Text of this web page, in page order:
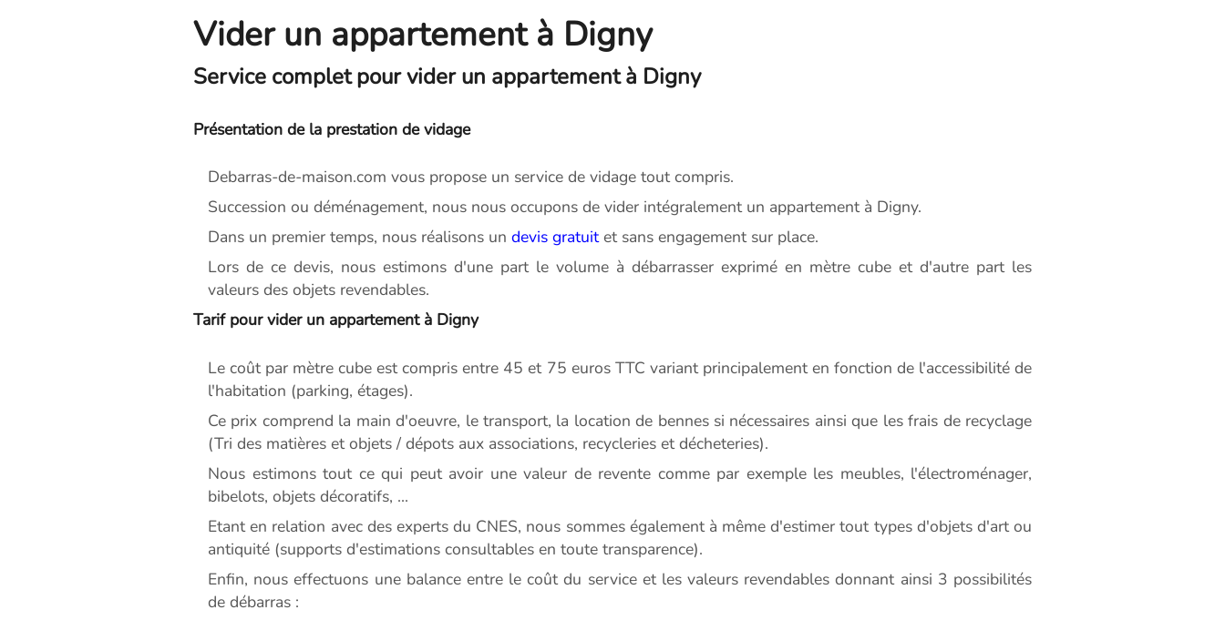
Vider un appartement à Digny
Service complet pour vider un appartement à Digny
Présentation de la prestation de vidage
Debarras-de-maison.com vous propose un service de vidage tout compris.
Succession ou déménagement, nous nous occupons de vider intégralement un appartement à Digny.
Dans un premier temps, nous réalisons un devis gratuitet sans engagement sur place.
Lors de ce devis, nous estimons d'une part le volume à débarrasser exprimé en mètre cube et d'autre part les
valeurs des objets revendables.
Tarif pour vider un appartement à Digny
Le coût par mètre cube est compris entre 45 et 75 euros TTC variant principalement en fonction de l'accessibilité de
l'habitation (parking, étages).
Ce prix comprend la main d'oeuvre, le transport, la location de bennes si nécessaires ainsi que les frais de recyclage
(Tri des matières et objets / dépots aux associations, recycleries et décheteries).
Nous estimons tout ce qui peut avoir une valeur de revente comme par exemple les meubles, l'électroménager,
bibelots, objets décoratifs, ...
Etant en relation avec des experts du CNES, nous sommes également à même d'estimer tout types d'objets d'art ou
antiquité (supports d'estimations consultables en toute transparence).
Enfin, nous effectuons une balance entre le coût du service et les valeurs revendables donnant ainsi 3 possibilités
de débarras :